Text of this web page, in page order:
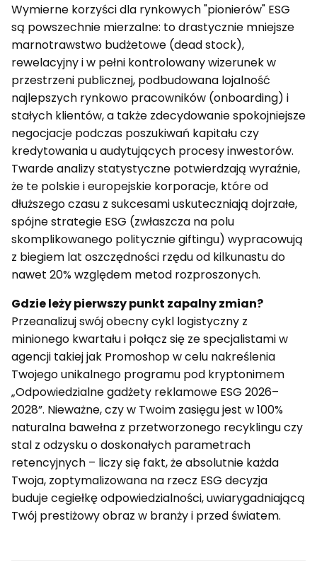
Wymierne korzyści dla rynkowych "pionierów" ESG
są powszechnie mierzalne: to drastycznie mniejsze
marnotrawstwo budżetowe (dead stock),
rewelacyjny i w pełni kontrolowany wizerunek w
przestrzeni publicznej, podbudowana lojalność
najlepszych rynkowo pracowników (onboarding) i
stałych klientów, a także zdecydowanie spokojniejsze
negocjacje podczas poszukiwań kapitału czy
kredytowania u audytujących procesy inwestorów.
Twarde analizy statystyczne potwierdzają wyraźnie,
że te polskie i europejskie korporacje, które od
dłuższego czasu z sukcesami uskuteczniają dojrzałe,
spójne strategie ESG (zwłaszcza na polu
skomplikowanego politycznie giftingu) wypracowują
z biegiem lat oszczędności rzędu od kilkunastu do
nawet 20% względem metod rozproszonych.
Gdzie leży pierwszy punkt zapalny zmian?
Przeanalizuj swój obecny cykl logistyczny z
minionego kwartału i połącz się ze specjalistami w
agencji takiej jak Promoshop w celu nakreślenia
Twojego unikalnego programu pod kryptonimem
„Odpowiedzialne gadżety reklamowe ESG 2026–
2028”. Nieważne, czy w Twoim zasięgu jest w 100%
naturalna bawełna z przetworzonego recyklingu czy
stal z odzysku o doskonałych parametrach
retencyjnych – liczy się fakt, że absolutnie każda
Twoja, zoptymalizowana na rzecz ESG decyzja
buduje cegiełkę odpowiedzialności, uwiarygadniającą
Twój prestiżowy obraz w branży i przed światem.